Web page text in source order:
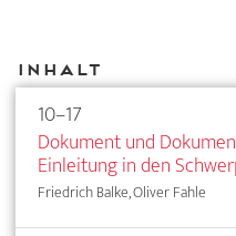
Inhalt
10–17
Dokument und
Einleitung in den
Friedrich Balke, Oliver Fahle